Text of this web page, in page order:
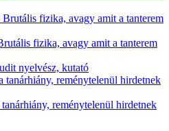
fizika, avagy amit a tanterem
fizika, avagy amit a tanterem
nyelvész, kutató
tanárhiány, reménytelenül hirdetnek
reménytelenül hirdetnek